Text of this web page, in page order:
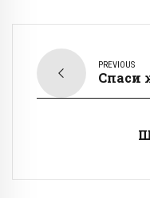
PREVIOUS
Спаси